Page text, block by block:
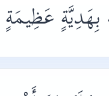
عَظِيمَةٍ